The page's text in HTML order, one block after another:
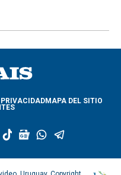
MAPA DEL SITIO
t
k
g
o
w
a
l
e